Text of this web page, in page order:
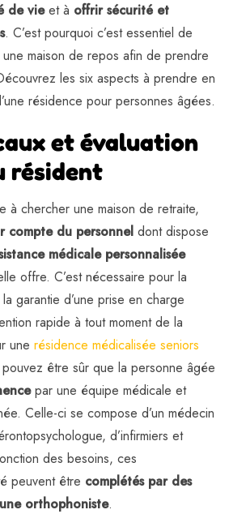
de vieet à offrir sécurité et
. C’est pourquoi c’est essentiel de
maison de repos afin de prendre
les six aspects à prendre en
résidence pour personnes âgées.
et évaluation
résident
à chercher une maison de retraite,
compte du personnel dont dispose
médicale personnalisée
offre. C’est nécessaire pour la
garantie d’une prise en charge
rapide à tout moment de la
une résidence médicalisée seniors
être sûr que la personne âgée
par une équipe médicale et
Celle-ci se compose d’un médecin
d’infirmiers et
des besoins, ces
peuvent être complétés par des
orthophoniste.